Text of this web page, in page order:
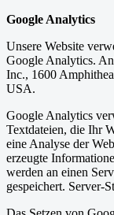
Google Analytics
Unsere Website
Google Analytics.
Inc., 1600
USA.
Google Analytics
Textdateien, die Ihr
eine Analyse der
erzeugte
werden an einen
gespeichert. Server-